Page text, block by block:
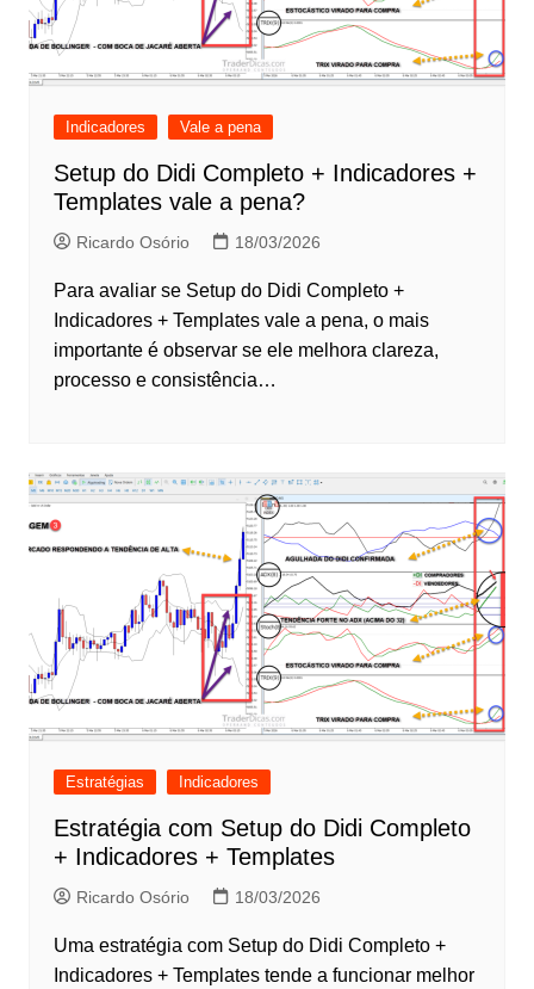
Indicadores Vale a pena
Setup do Didi Completo + Indicadores +
Templates vale a pena?
Ricardo Osório 18/03/2026
Para avaliar se Setup do Didi Completo +
Indicadores + Templates vale a pena, o mais
importante é observar se ele melhora clareza,
processo e consistência…
Estratégias Indicadores
Estratégia com Setup do Didi Completo
+ Indicadores + Templates
Ricardo Osório 18/03/2026
Uma estratégia com Setup do Didi Completo +
Indicadores + Templates tende a funcionar melhor